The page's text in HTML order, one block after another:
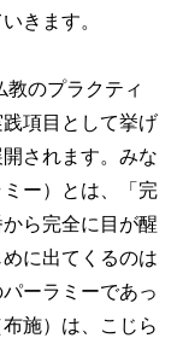
きます。
のプラクティ
項目として挙げ
されます。みな
ー）とは、「完
ら完全に目が醒
に出てくるのは
ーラミーであっ
施）は、こじら